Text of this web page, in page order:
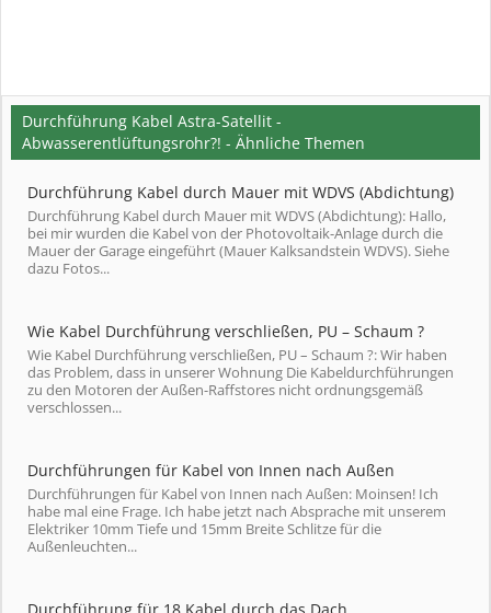
Durchführung Kabel Astra-Satellit -
Abwasserentlüftungsrohr?! - Ähnliche Themen
Durchführung Kabel durch Mauer mit WDVS (Abdichtung)
Durchführung Kabel durch Mauer mit WDVS (Abdichtung): Hallo,
bei mir wurden die Kabel von der Photovoltaik-Anlage durch die
Mauer der Garage eingeführt (Mauer Kalksandstein WDVS). Siehe
dazu Fotos...
Wie Kabel Durchführung verschließen, PU – Schaum ?
Wie Kabel Durchführung verschließen, PU – Schaum ?: Wir haben
das Problem, dass in unserer Wohnung Die Kabeldurchführungen
zu den Motoren der Außen-Raffstores nicht ordnungsgemäß
verschlossen...
Durchführungen für Kabel von Innen nach Außen
Durchführungen für Kabel von Innen nach Außen: Moinsen! Ich
habe mal eine Frage. Ich habe jetzt nach Absprache mit unserem
Elektriker 10mm Tiefe und 15mm Breite Schlitze für die
Außenleuchten...